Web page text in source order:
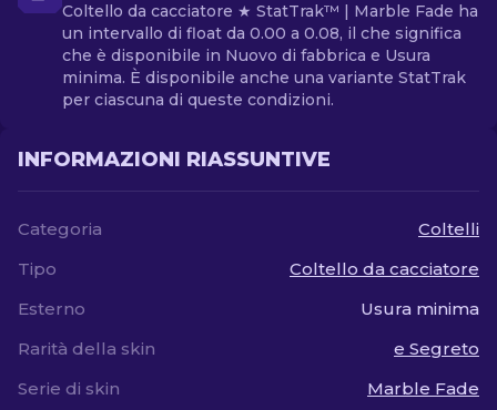
Coltello da cacciatore ★ StatTrak™ | Marble Fade ha
un intervallo di float da 0.00 a 0.08, il che significa
che è disponibile in Nuovo di fabbrica e Usura
minima. È disponibile anche una variante StatTrak
per ciascuna di queste condizioni.
INFORMAZIONI RIASSUNTIVE
Categoria
Coltelli
Tipo
Coltello da cacciatore
Esterno
Usura minima
Rarità della skin
e Segreto
Serie di skin
Marble Fade